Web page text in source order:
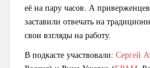
её на пару часов. А
заставили отвечать на
свои взгляды на работу.
В подкасте участвовали: Сергей